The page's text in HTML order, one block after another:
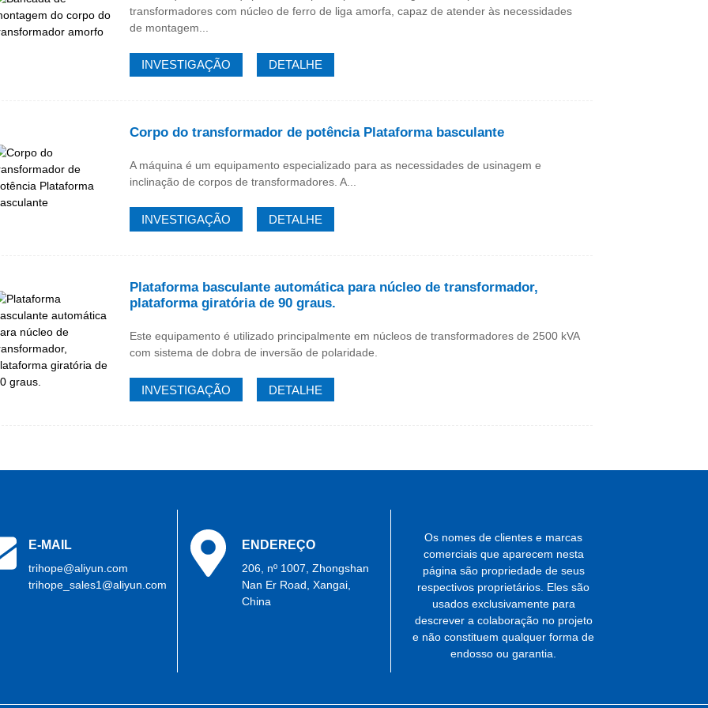
transformadores com núcleo de ferro de liga amorfa, capaz de atender às necessidades
de montagem...
INVESTIGAÇÃO DETALHE
Corpo do transformador de potência Plataforma basculante
A máquina é um equipamento especializado para as necessidades de usinagem e
inclinação de corpos de transformadores. A...
INVESTIGAÇÃO DETALHE
Plataforma basculante automática para núcleo de transformador,
plataforma giratória de 90 graus.
Este equipamento é utilizado principalmente em núcleos de transformadores de 2500 kVA
com sistema de dobra de inversão de polaridade.
INVESTIGAÇÃO DETALHE
E-MAIL
trihope@aliyun.com
trihope_sales1@aliyun.com
ENDEREÇO
206, nº 1007, Zhongshan
Nan Er Road, Xangai,
China
Os nomes de clientes e marcas
comerciais que aparecem nesta
página são propriedade de seus
respectivos proprietários. Eles são
usados ​​exclusivamente para
descrever a colaboração no projeto
e não constituem qualquer forma de
endosso ou garantia.